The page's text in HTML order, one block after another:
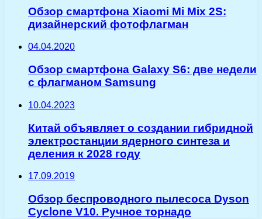
Обзор смартфона Xiaomi Mi Mix 2S:
дизайнерский фотофлагман
04.04.2020
Обзор смартфона Galaxy S6: две недели
с флагманом Samsung
10.04.2023
Китай объявляет о создании гибридной
электростанции ядерного синтеза и
деления к 2028 году
17.09.2019
Обзор беспроводного пылесоса Dyson
Cyclone V10. Ручное торнадо